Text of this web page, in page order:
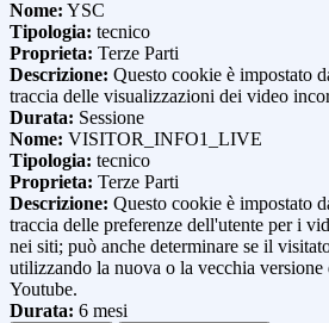
Nome: YSC
Tipologia: tecnico
Proprieta: Terze Parti
Descrizione: Questo cookie è impostato
traccia delle visualizzazioni dei video
Durata: Sessione
Nome: VISITOR_INFO1_LIVE
Tipologia: tecnico
Proprieta: Terze Parti
Descrizione: Questo cookie è impostato
traccia delle preferenze dell'utente per i
nei siti; può anche determinare se il
utilizzando la nuova o la vecchia
Youtube.
Durata: 6 mesi